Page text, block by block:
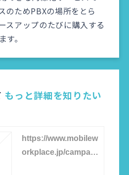
のためPBXの場所をとら
スアップのたびに購入する
。
もっと詳細を知りたい
https://www.mobilew
orkplace.jp/campaig